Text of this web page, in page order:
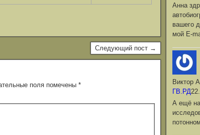
Следующий пост →
поля помечены *
Анна
вашего
мой Е-
Виктор
ГВ.РД
А ещё на